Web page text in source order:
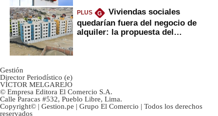
PLUS G
Viviendas sociales
quedarían fuera del negocio de
alquiler: la propuesta del
Gestión
Director Periodístico (e)
VÍCTOR MELGAREJO
© Empresa Editora El Comercio S.A.
Calle Paracas #532, Pueblo Libre, Lima.
Copyright© | Gestion.pe | Grupo El Comercio | Todos los derechos
reservados